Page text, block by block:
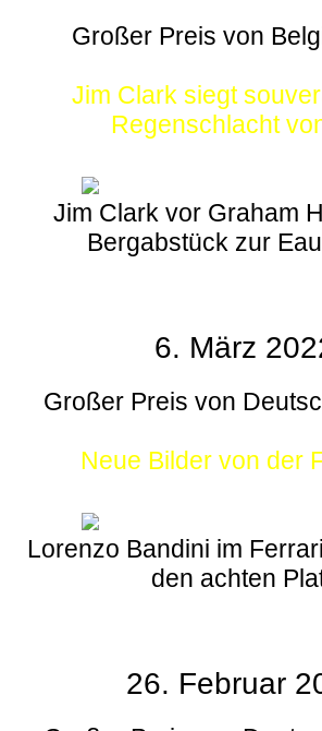
Großer Preis von
Jim Clark siegt
Regenschlacht
Jim Clark vor Graham
Bergabstück zur
6. März
Großer Preis von
Neue Bilder von der
Lorenzo Bandini im
den achten
26. Februar